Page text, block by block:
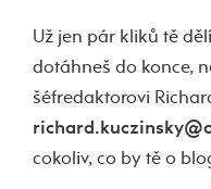
Už jen pár kliků tě
dotáhneš do konce,
šéfredaktorovi
cokoliv, co by tě o